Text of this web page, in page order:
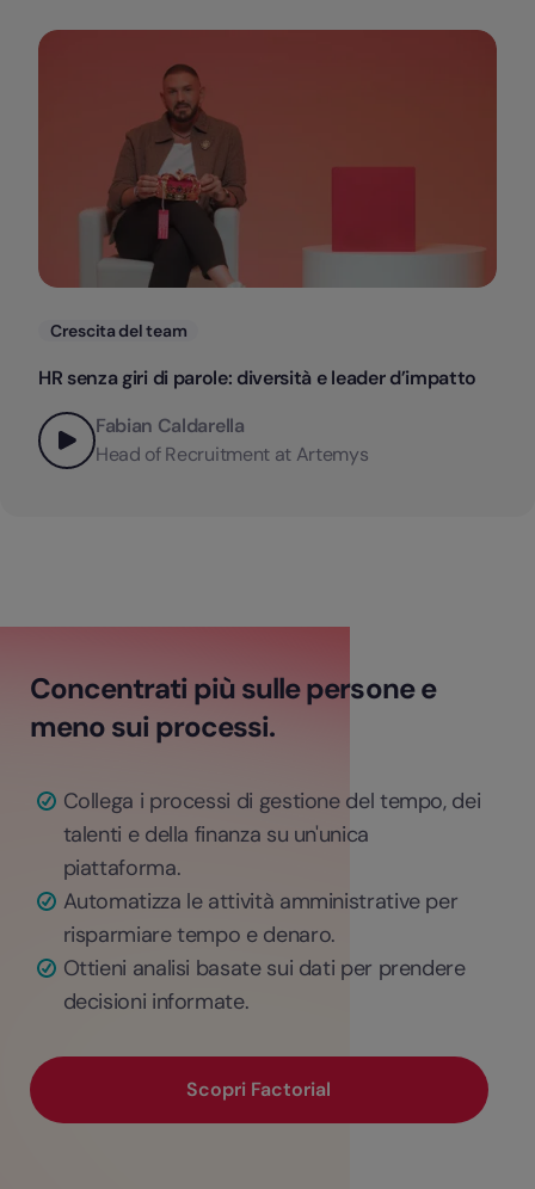
Categorie
Crescita del team
HR senza giri di parole: diversità e leader d’impatto
Fabian Caldarella
Head of Recruitment at Artemys
Concentrati più sulle persone e
meno sui processi.
Collega i processi di gestione del tempo, dei
talenti e della finanza su un'unica
piattaforma.
Automatizza le attività amministrative per
risparmiare tempo e denaro.
Ottieni analisi basate sui dati per prendere
decisioni informate.
Scopri Factorial